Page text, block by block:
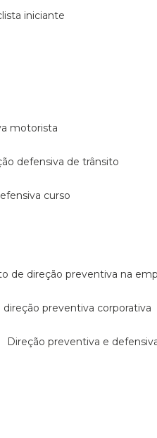
iniciante
motorista
defensiva de trânsito
curso
de direção preventiva na
direção preventiva corporativa
direção preventiva e